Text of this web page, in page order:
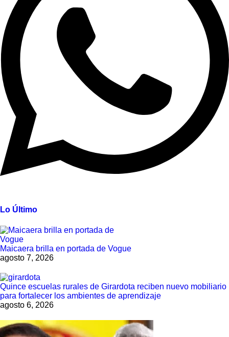
Lo Último
Maicaera brilla en portada de Vogue
agosto 7, 2026
Quince escuelas rurales de Girardota reciben nuevo mobiliario
para fortalecer los ambientes de aprendizaje
agosto 6, 2026